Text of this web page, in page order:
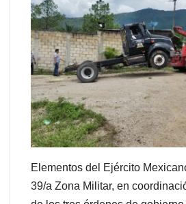
Elementos del Ejército
39/a Zona Militar, en